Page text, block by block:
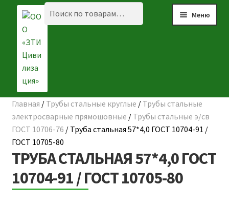
Перейти
навигации
Перейти
содержимому
Искать:
Поиск
Меню
☰ КАТАЛОГ
ГЛАВНАЯ
О КОМПАНИИ
НАШИ ОБЪЕКТЫ
Главная / Трубы стальные круглые / Трубы стальные
электросварные прямошовные / Трубы стальные э/св
ГОСТ 10706-76 / Труба стальная 57*4,0 ГОСТ 10704-91 /
ГОСТ 10705-80
ТРУБА СТАЛЬНАЯ 57*4,0 ГОСТ
10704-91 / ГОСТ 10705-80